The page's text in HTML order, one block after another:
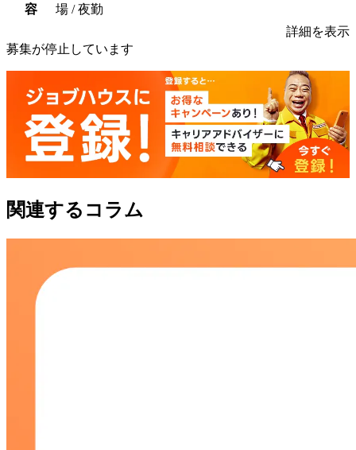
容
場 / 夜勤
詳細を表示
募集が停止しています
関連するコラム